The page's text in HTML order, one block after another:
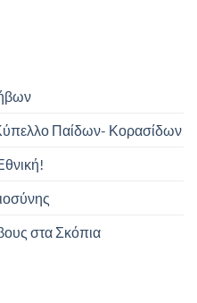
Παίδων- Κορασίδων
στα Σκόπια